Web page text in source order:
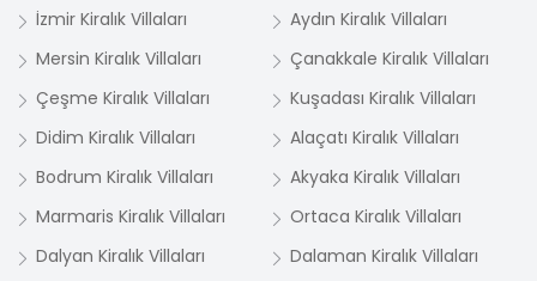
İzmir Kiralık Villaları
Aydın Kiralık Villaları
Mersin Kiralık Villaları
Çanakkale Kiralık Villaları
Çeşme Kiralık Villaları
Kuşadası Kiralık Villaları
Didim Kiralık Villaları
Alaçatı Kiralık Villaları
Bodrum Kiralık Villaları
Akyaka Kiralık Villaları
Marmaris Kiralık Villaları
Ortaca Kiralık Villaları
Dalyan Kiralık Villaları
Dalaman Kiralık Villaları